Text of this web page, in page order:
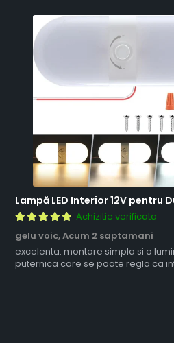
Achizitie verificata
gelu voic,Acum 2 saptamani
excelenta. montare simpla si o
puternica care se poate regla ca